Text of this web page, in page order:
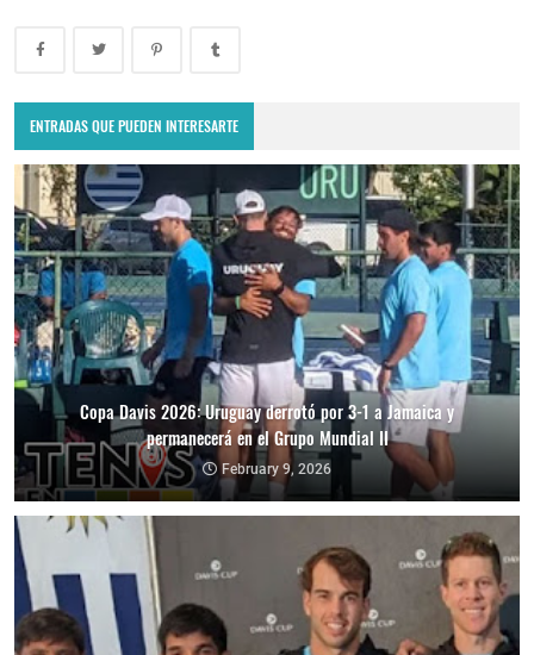
ENTRADAS QUE PUEDEN INTERESARTE
Copa Davis 2026: Uruguay derrotó por 3-1 a Jamaica y
permanecerá en el Grupo Mundial II
February 9, 2026